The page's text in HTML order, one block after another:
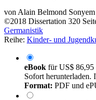
vonAlain Belmond
©2018 Dissertation 320
Germanistik
Reihe: Kinder- und
eBook fürUS$ 86,95
Sofort herunterladen.
Format: PDF und